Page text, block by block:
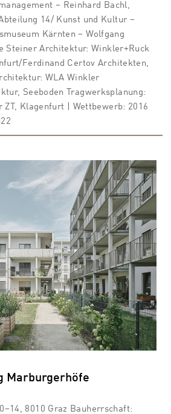
– Reinhard Bachl,
14/ Kunst und Kultur –
Kärnten – Wolfgang
Steiner Architektur: Winkler+Ruck
Ferdinand Certov Architekten,
WLA Winkler
Seeboden Tragwerksplanung:
Klagenfurt | Wettbewerb: 2016
Marburgerhöfe
8010 Graz Bauherrschaft: